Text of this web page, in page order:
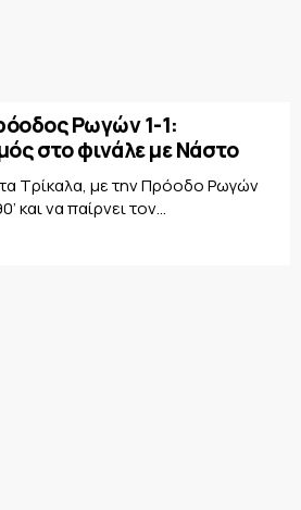
Ρωγών 1-1:
στο φινάλε με Νάστο
Τρίκαλα, με την Πρόοδο Ρωγών
και να παίρνει τον...